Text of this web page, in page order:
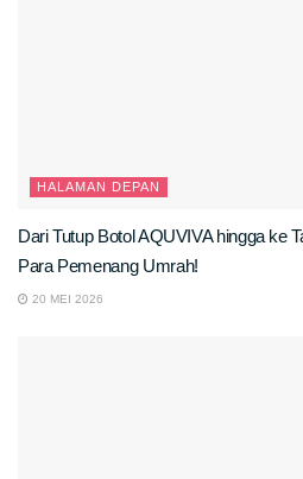
HALAMAN DEPAN
Dari Tutup Botol AQUVIVA hingga ke
Para Pemenang Umrah!
20 MEI 2026